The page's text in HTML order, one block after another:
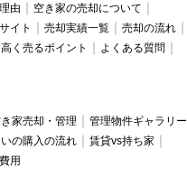
由
空き家の売却について
イト
売却実績一覧
売却の流れ
高く売るポイント
よくある質問
家売却・管理
管理物件ギャラリー
の購入の流れ
賃貸vs持ち家
用